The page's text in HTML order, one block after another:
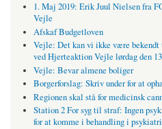
1. Maj 2019: Erik Juul Nielsen fra
Vejle
Afskaf Budgetloven
Vejle: Det kan vi ikke være bekendt
ved Hjerteaktion Vejle lørdag den
Vejle: Bevar almene boliger
Borgerforslag: Skriv under for at
Regionen skal stå for medicinsk
Station 2 For syg til straf: Ingen
for at komme i behandling i